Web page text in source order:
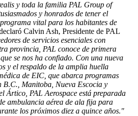
y toda la familia PAL Group of
y honrados de tener el
vital para los habitantes de
Calvin Ash, Presidente de PAL
de servicios esenciales con
provincia, PAL conoce de primera
se nos ha confiado. Con una nueva
y el respaldo de la amplia huella
de EIC, que abarca programas
B.C., Manitoba, Nueva Escocia y
Ártico, PAL Aerospace está preparada
ambulancia aérea de ala fija para
los próximos diez a quince años."